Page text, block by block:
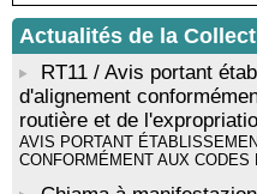
Tallà
! Événement reporté !
par Alexandre Dominati -
Tallà
Actualités de la
RT11 / Avis portant
d'alignement
routière et de
AVIS PORTANT
CONFORMÉMENT AUX